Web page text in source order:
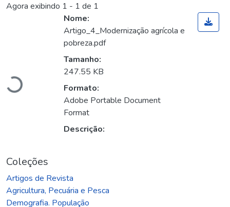
Agora exibindo 1 - 1 de 1
Carregando...
Nome:
Artigo_4_Modernização agrícola e
pobreza.pdf
Tamanho:
247.55 KB
Formato:
Adobe Portable Document
Format
Descrição:
Coleções
Artigos de Revista
Agricultura, Pecuária e Pesca
Demografia. População